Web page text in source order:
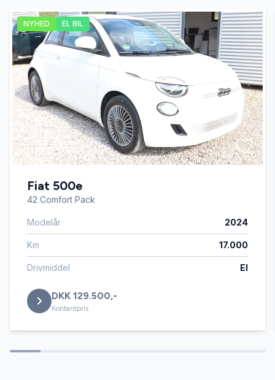
El-ruder x4
El-spejle med varme
Fartpilot
Fjernbetjent centrallås
Fuldautomatisk klimaanlæg
Højdejusterbare forsæder
Infocenter
Isofix
NYHED EL BIL
Fiat 500e
42 Comfort Pack
Modelår 2024
Km 17.000
Drivmiddel El
DKK 129.500,-
Kontantpris